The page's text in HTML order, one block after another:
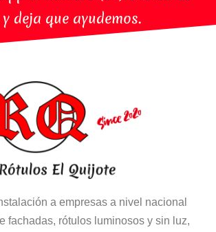
deja que ayudemos.
a empresas a nivel nacional
fachadas, rótulos luminosos y sin luz,